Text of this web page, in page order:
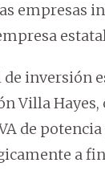
empresas
inversión
Villa
de
a